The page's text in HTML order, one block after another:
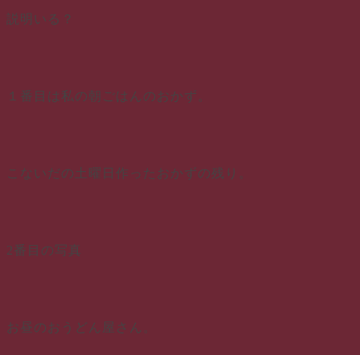
説明いる？
１番目は私の朝ごはんのおかず。
こないだの土曜日作ったおかずの残り。
2番目の写真
お昼のおうどん屋さん。